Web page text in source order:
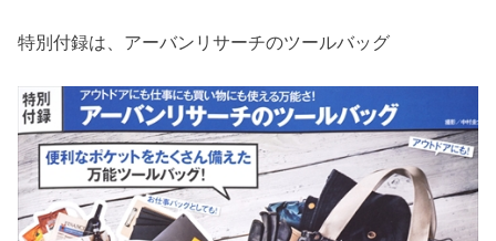
特別付録は、アーバンリサーチのツールバッグ